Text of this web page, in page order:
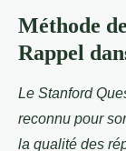
Méthode
Rappel
Le Stanford
reconnu pour
la qualité des